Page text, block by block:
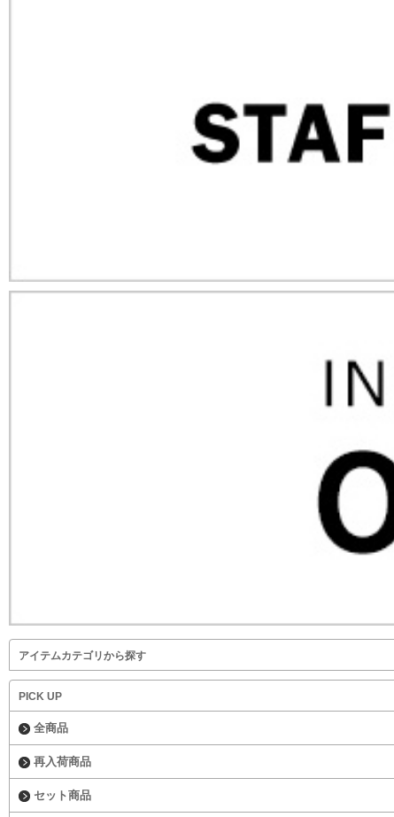
アイテムカテゴリから探す
PICK UP
全商品
再入荷商品
セット商品